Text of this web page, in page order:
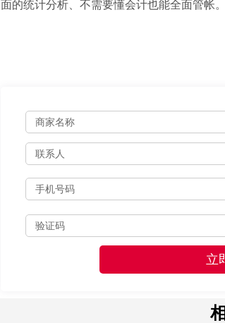
面的统计分析、不需要懂会计也能全面管帐。